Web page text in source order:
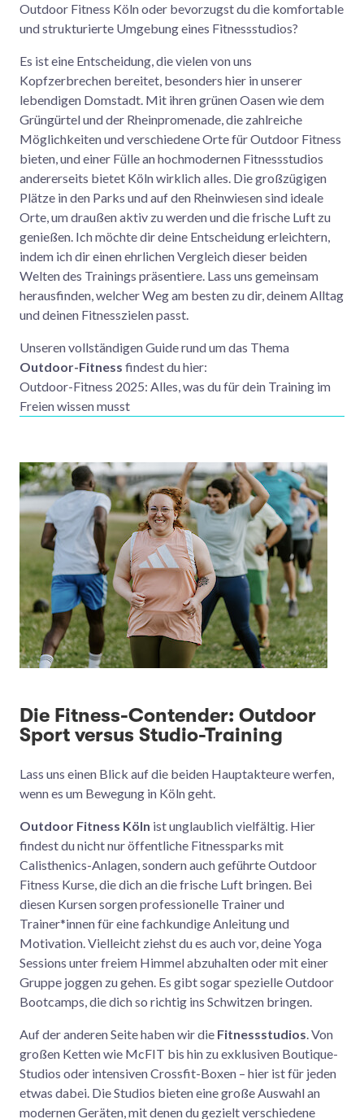
Outdoor Fitness Köln oder bevorzugst du die komfortable
und strukturierte Umgebung eines Fitnessstudios?
Es ist eine Entscheidung, die vielen von uns
Kopfzerbrechen bereitet, besonders hier in unserer
lebendigen Domstadt. Mit ihren grünen Oasen wie dem
Grüngürtel und der Rheinpromenade, die zahlreiche
Möglichkeiten und verschiedene Orte für Outdoor Fitness
bieten, und einer Fülle an hochmodernen Fitnessstudios
andererseits bietet Köln wirklich alles. Die großzügigen
Plätze in den Parks und auf den Rheinwiesen sind ideale
Orte, um draußen aktiv zu werden und die frische Luft zu
genießen. Ich möchte dir deine Entscheidung erleichtern,
indem ich dir einen ehrlichen Vergleich dieser beiden
Welten des Trainings präsentiere. Lass uns gemeinsam
herausfinden, welcher Weg am besten zu dir, deinem Alltag
und deinen Fitnesszielen passt.
Unseren vollständigen Guide rund um das Thema
Outdoor-Fitness findest du hier:
Outdoor-Fitness 2025: Alles, was du für dein Training im
Freien wissen musst
Die Fitness-Contender: Outdoor
Sport versus Studio-Training
Lass uns einen Blick auf die beiden Hauptakteure werfen,
wenn es um Bewegung in Köln geht.
Outdoor Fitness Köln ist unglaublich vielfältig. Hier
findest du nicht nur öffentliche Fitnessparks mit
Calisthenics-Anlagen, sondern auch geführte Outdoor
Fitness Kurse, die dich an die frische Luft bringen. Bei
diesen Kursen sorgen professionelle Trainer und
Trainer*innen für eine fachkundige Anleitung und
Motivation. Vielleicht ziehst du es auch vor, deine Yoga
Sessions unter freiem Himmel abzuhalten oder mit einer
Gruppe joggen zu gehen. Es gibt sogar spezielle Outdoor
Bootcamps, die dich so richtig ins Schwitzen bringen.
Auf der anderen Seite haben wir die Fitnessstudios. Von
großen Ketten wie McFIT bis hin zu exklusiven Boutique-
Studios oder intensiven Crossfit-Boxen – hier ist für jeden
etwas dabei. Die Studios bieten eine große Auswahl an
modernen Geräten, mit denen du gezielt verschiedene